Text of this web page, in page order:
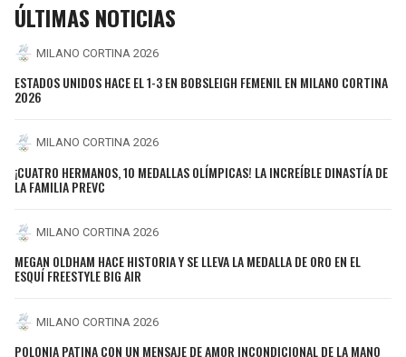
ÚLTIMAS NOTICIAS
MILANO CORTINA 2026
ESTADOS UNIDOS HACE EL 1-3 EN BOBSLEIGH FEMENIL EN MILANO CORTINA
2026
MILANO CORTINA 2026
¡CUATRO HERMANOS, 10 MEDALLAS OLÍMPICAS! LA INCREÍBLE DINASTÍA DE
LA FAMILIA PREVC
MILANO CORTINA 2026
MEGAN OLDHAM HACE HISTORIA Y SE LLEVA LA MEDALLA DE ORO EN EL
ESQUÍ FREESTYLE BIG AIR
MILANO CORTINA 2026
POLONIA PATINA CON UN MENSAJE DE AMOR INCONDICIONAL DE LA MANO